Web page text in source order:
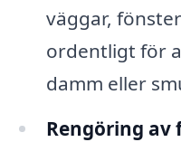
väggar,
ordentligt för
damm eller
Rengöring av